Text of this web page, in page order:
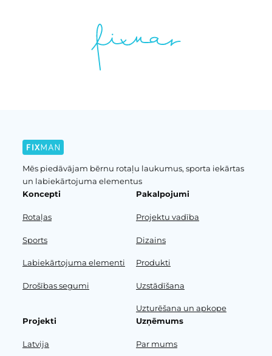
Mēs piedāvājam bērnu rotaļu laukumus, sporta iekārtas
un labiekārtojuma elementus
Koncepti
Rotaļas
Sports
Labiekārtojuma elementi
Drošības segumi
Pakalpojumi
Projektu vadība
Dizains
Produkti
Uzstādīšana
Uzturēšana un apkope
Projekti
Latvija
Uzņēmums
Par mums